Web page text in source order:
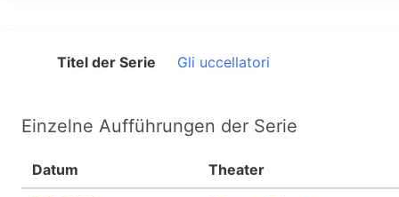
Titel der Serie Gli uccellatori
Einzelne Aufführungen der Serie
Datum Theater